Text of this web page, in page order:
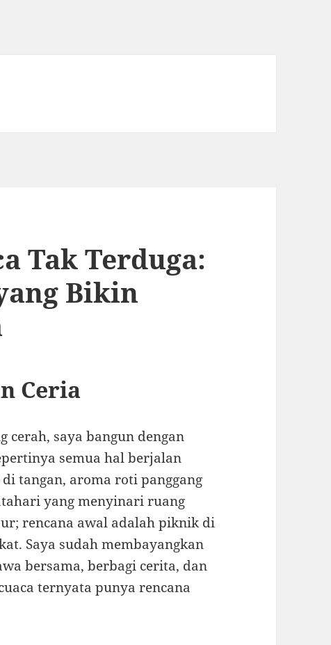
Tak Terduga:
Bikin
Ceria
cerah, saya bangun dengan
semua hal berjalan
tangan, aroma roti panggang
yang menyinari ruang
rencana awal adalah piknik di
Saya sudah membayangkan
bersama, berbagi cerita, dan
ternyata punya rencana